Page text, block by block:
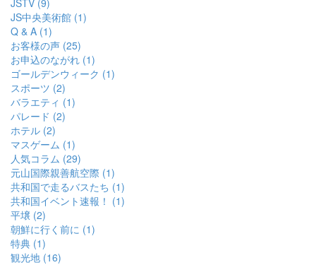
JSTV (9)
JS中央美術館 (1)
Q & A (1)
お客様の声 (25)
お申込のながれ (1)
ゴールデンウィーク (1)
スポーツ (2)
バラエティ (1)
パレード (2)
ホテル (2)
マスゲーム (1)
人気コラム (29)
元山国際親善航空際 (1)
共和国で走るバスたち (1)
共和国イベント速報！ (1)
平壌 (2)
朝鮮に行く前に (1)
特典 (1)
観光地 (16)